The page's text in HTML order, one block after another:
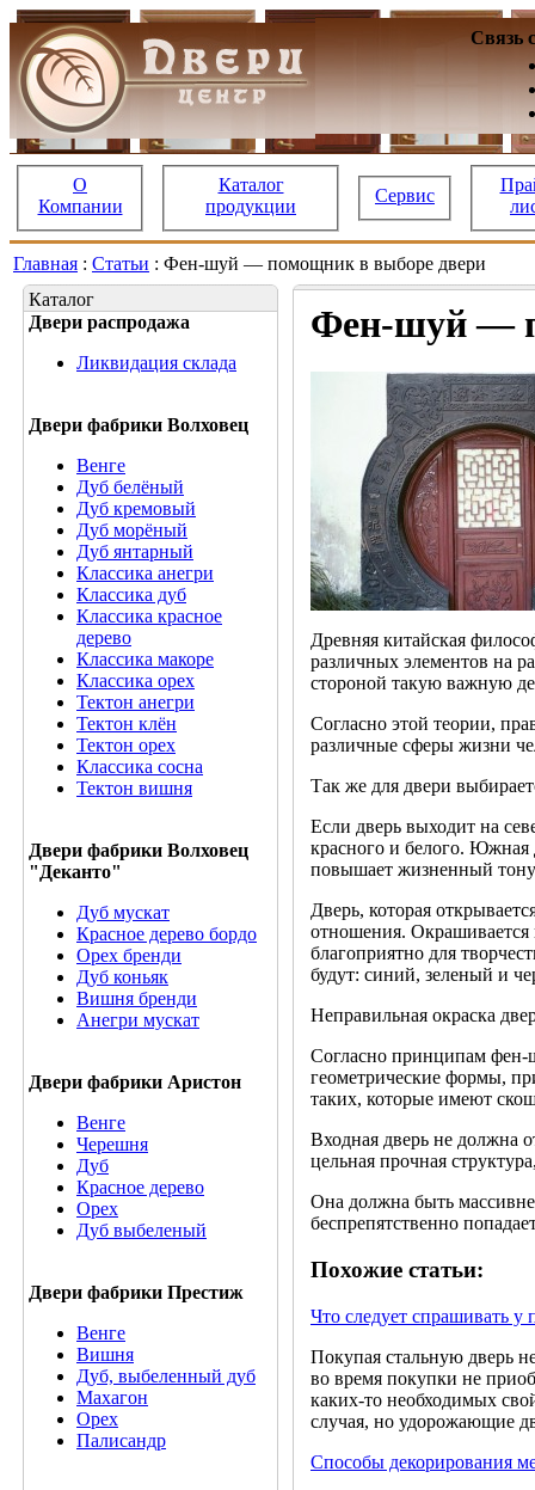
Связь
О
Компании
Каталог
продукции
Сервис
Главная : Статьи : Фен-шуй — помощник в выборе двери
Каталог
Двери распродажа
Ликвидация склада
Двери фабрики Волховец
Венге
Дуб белёный
Дуб кремовый
Дуб морёный
Дуб янтарный
Классика анегри
Классика дуб
Классика красное
дерево
Классика макоре
Классика орех
Тектон анегри
Тектон клён
Тектон орех
Классика сосна
Тектон вишня
Двери фабрики Волховец
"Деканто"
Дуб мускат
Красное дерево бордо
Орех бренди
Дуб коньяк
Вишня бренди
Анегри мускат
Двери фабрики Аристон
Венге
Черешня
Дуб
Красное дерево
Орех
Дуб выбеленый
Двери фабрики Престиж
Венге
Вишня
Дуб, выбеленный дуб
Махагон
Орех
Палисандр
Фен-шуй —
Древняя китайская
различных элементов на
стороной такую важную
Согласно этой теории,
различные сферы жизни
Так же для двери
Если дверь выходит на
красного и белого. Южная
повышает жизненный
Дверь, которая
отношения. Окрашивается
благоприятно для
будут: синий, зеленый и
Неправильная окраска
Согласно принципам фен-
геометрические формы,
таких, которые имеют
Входная дверь не должна
цельная прочная
Она должна быть
беспрепятственно
Похожие статьи:
Что следует спрашивать у
Покупая стальную дверь
во время покупки не
каких-то необходимых
случая, но удорожающие
Способы декорирования